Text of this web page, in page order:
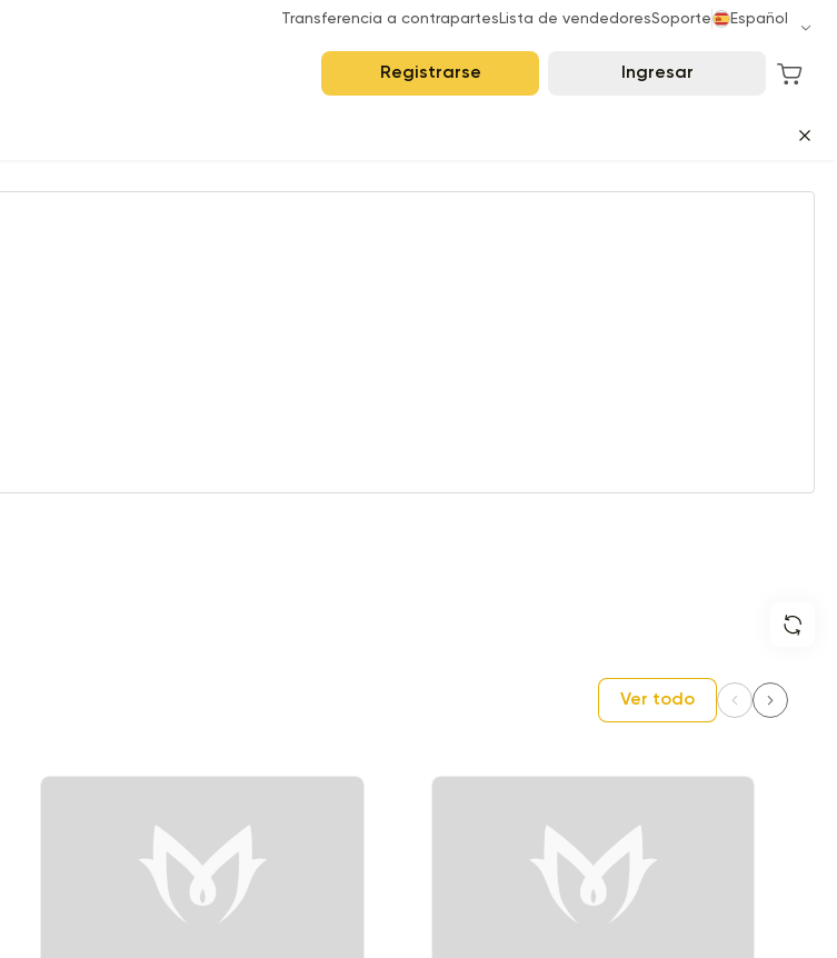
Transferencia a contrapartes Lista de vendedoresSoporte Español
Registrarse Ingresar
Ver todo